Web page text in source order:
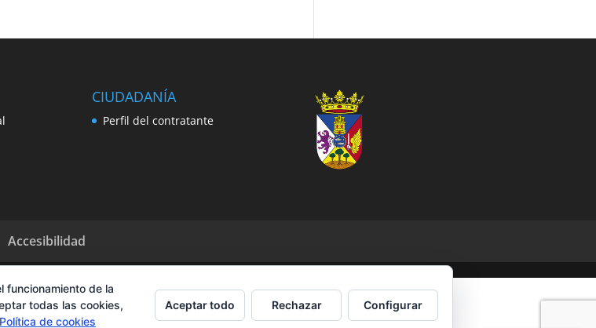
CIUDADANÍA
Perfil del contratante
Accesibilidad
funcionamiento de la
todas las cookies,
Política de cookies
Aceptar todo Rechazar Configurar